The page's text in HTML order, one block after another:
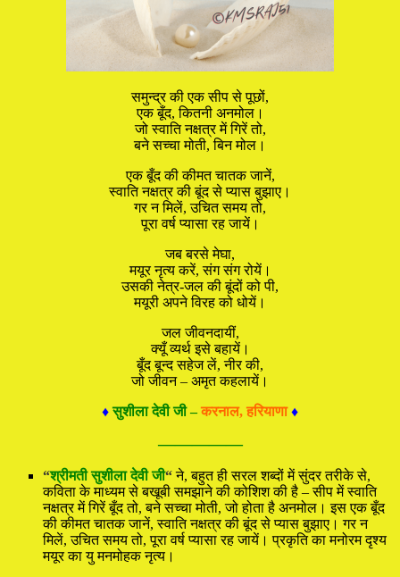
समुन्द्र की एक सीप से पूछों,
एक बूँद, कितनी अनमोल।
जो स्वाति नक्षत्र में गिरें तो,
बने सच्चा मोती, बिन मोल।
एक बूँद की कीमत चातक जानें,
स्वाति नक्षत्र की बूंद से प्यास बुझाए।
गर न मिलें, उचित समय तो,
पूरा वर्ष प्यासा रह जायें।
जब बरसे मेघा,
मयूर नृत्य करें, संग संग रोयें।
उसकी नेत्र-जल की बूंदों को पी,
मयूरी अपने विरह को धोयें।
जल जीवनदायीं,
क्यूँ व्यर्थ इसे बहायें।
बूँद बून्द सहेज लें, नीर की,
जो जीवन – अमृत कहलायें।
♦सुशीला देवी जी –करनाल, हरियाणा ♦
—————
“श्रीमती सुशीला देवी जी“ने, बहुत ही सरल शब्दों में सुंदर तरीके से,
कविता के माध्यम से बखूबी समझाने की कोशिश की है – सीप में स्वाति
नक्षत्र में गिरें बूँद तो, बने सच्चा मोती, जो होता है अनमोल। इस एक बूँद
की कीमत चातक जानें, स्वाति नक्षत्र की बूंद से प्यास बुझाए। गर न
मिलें, उचित समय तो, पूरा वर्ष प्यासा रह जायें। प्रकृति का मनोरम दृश्य
मयूर का यु मनमोहक नृत्य।